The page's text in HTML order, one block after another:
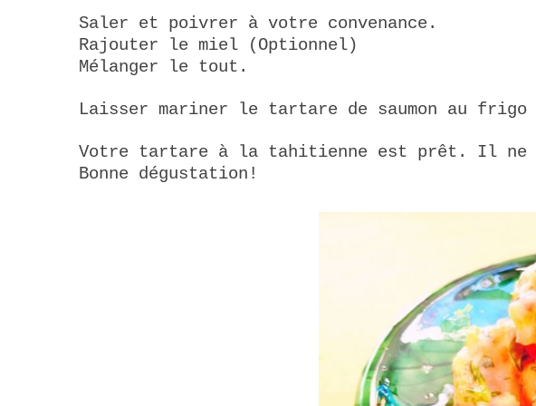
Saler et poivrer à votre convenance.
Rajouter le miel (Optionnel)
Mélanger le tout.
Laisser mariner le tartare de saumon au frigo
Votre tartare à la tahitienne est prêt. Il ne
Bonne dégustation!